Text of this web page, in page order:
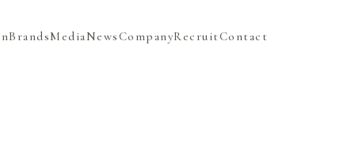
BrandsMediaNewsCompanyRecruitContact